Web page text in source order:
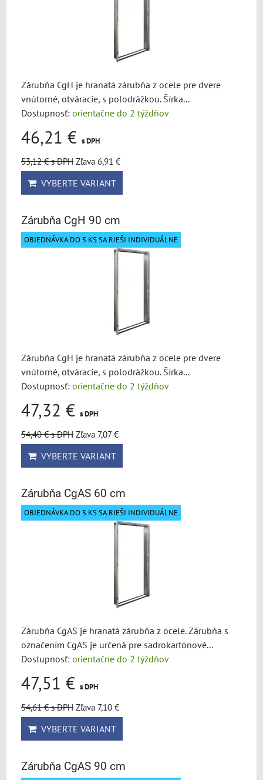
Zárubňa CgH je hranatá zárubňa z ocele pre dvere
vnútorné, otváracie, s polodrážkou. Šírka...
Dostupnosť: orientačne do 2 týždňov
46,21 € s DPH
53,12 €s DPH Zľava 6,91 €
VYBERTE VARIANT
Zárubňa CgH 90 cm
OBJEDNÁVKA DO 5 KS SA RIEŠI INDIVIDUÁLNE
Zárubňa CgH je hranatá zárubňa z ocele pre dvere
vnútorné, otváracie, s polodrážkou. Šírka...
Dostupnosť: orientačne do 2 týždňov
47,32 € s DPH
54,40 €s DPH Zľava 7,07 €
VYBERTE VARIANT
Zárubňa CgAS 60 cm
OBJEDNÁVKA DO 5 KS SA RIEŠI INDIVIDUÁLNE
Zárubňa CgAS je hranatá zárubňa z ocele. Zárubňa s
označením CgAS je určená pre sadrokartónové...
Dostupnosť: orientačne do 2 týždňov
47,51 € s DPH
54,61 €s DPH Zľava 7,10 €
VYBERTE VARIANT
Zárubňa CgAS 90 cm